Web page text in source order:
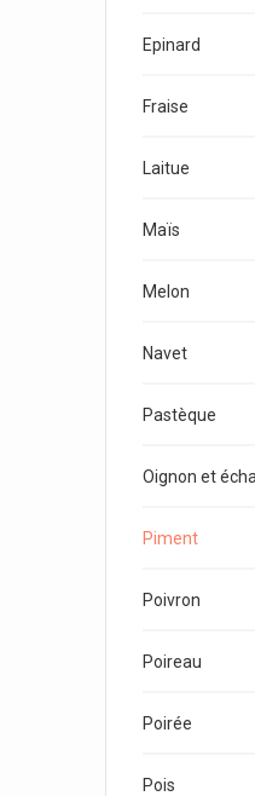
Epinard
Fraise
Laitue
Maïs
Melon
Navet
Pastèque
Oignon et
Piment
Poivron
Poireau
Poirée
Pois